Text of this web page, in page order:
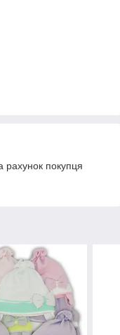
рахунок покупця